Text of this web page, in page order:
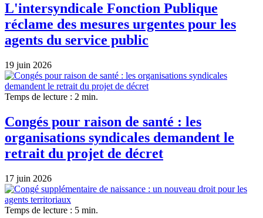
L'intersyndicale Fonction Publique
réclame des mesures urgentes pour les
agents du service public
19 juin 2026
Temps de lecture : 2 min.
Congés pour raison de santé : les
organisations syndicales demandent le
retrait du projet de décret
17 juin 2026
Temps de lecture : 5 min.